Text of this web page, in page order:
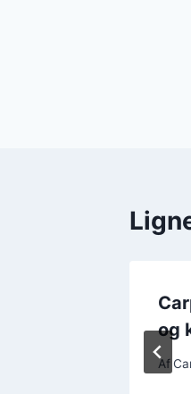
og
Af